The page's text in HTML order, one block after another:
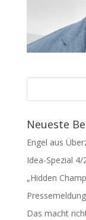
Neueste
Engel aus
Idea-Spezial 4/
„Hidden
Das macht